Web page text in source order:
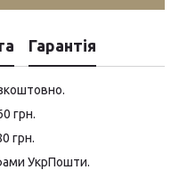
Гарантія
грн.
грн.
УкрПошти.